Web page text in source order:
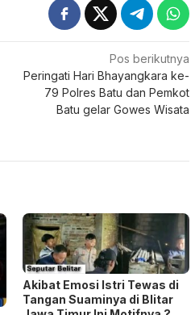
Batu gelar Gowes Wisata
Jawa Timur Ini Motifnya.?